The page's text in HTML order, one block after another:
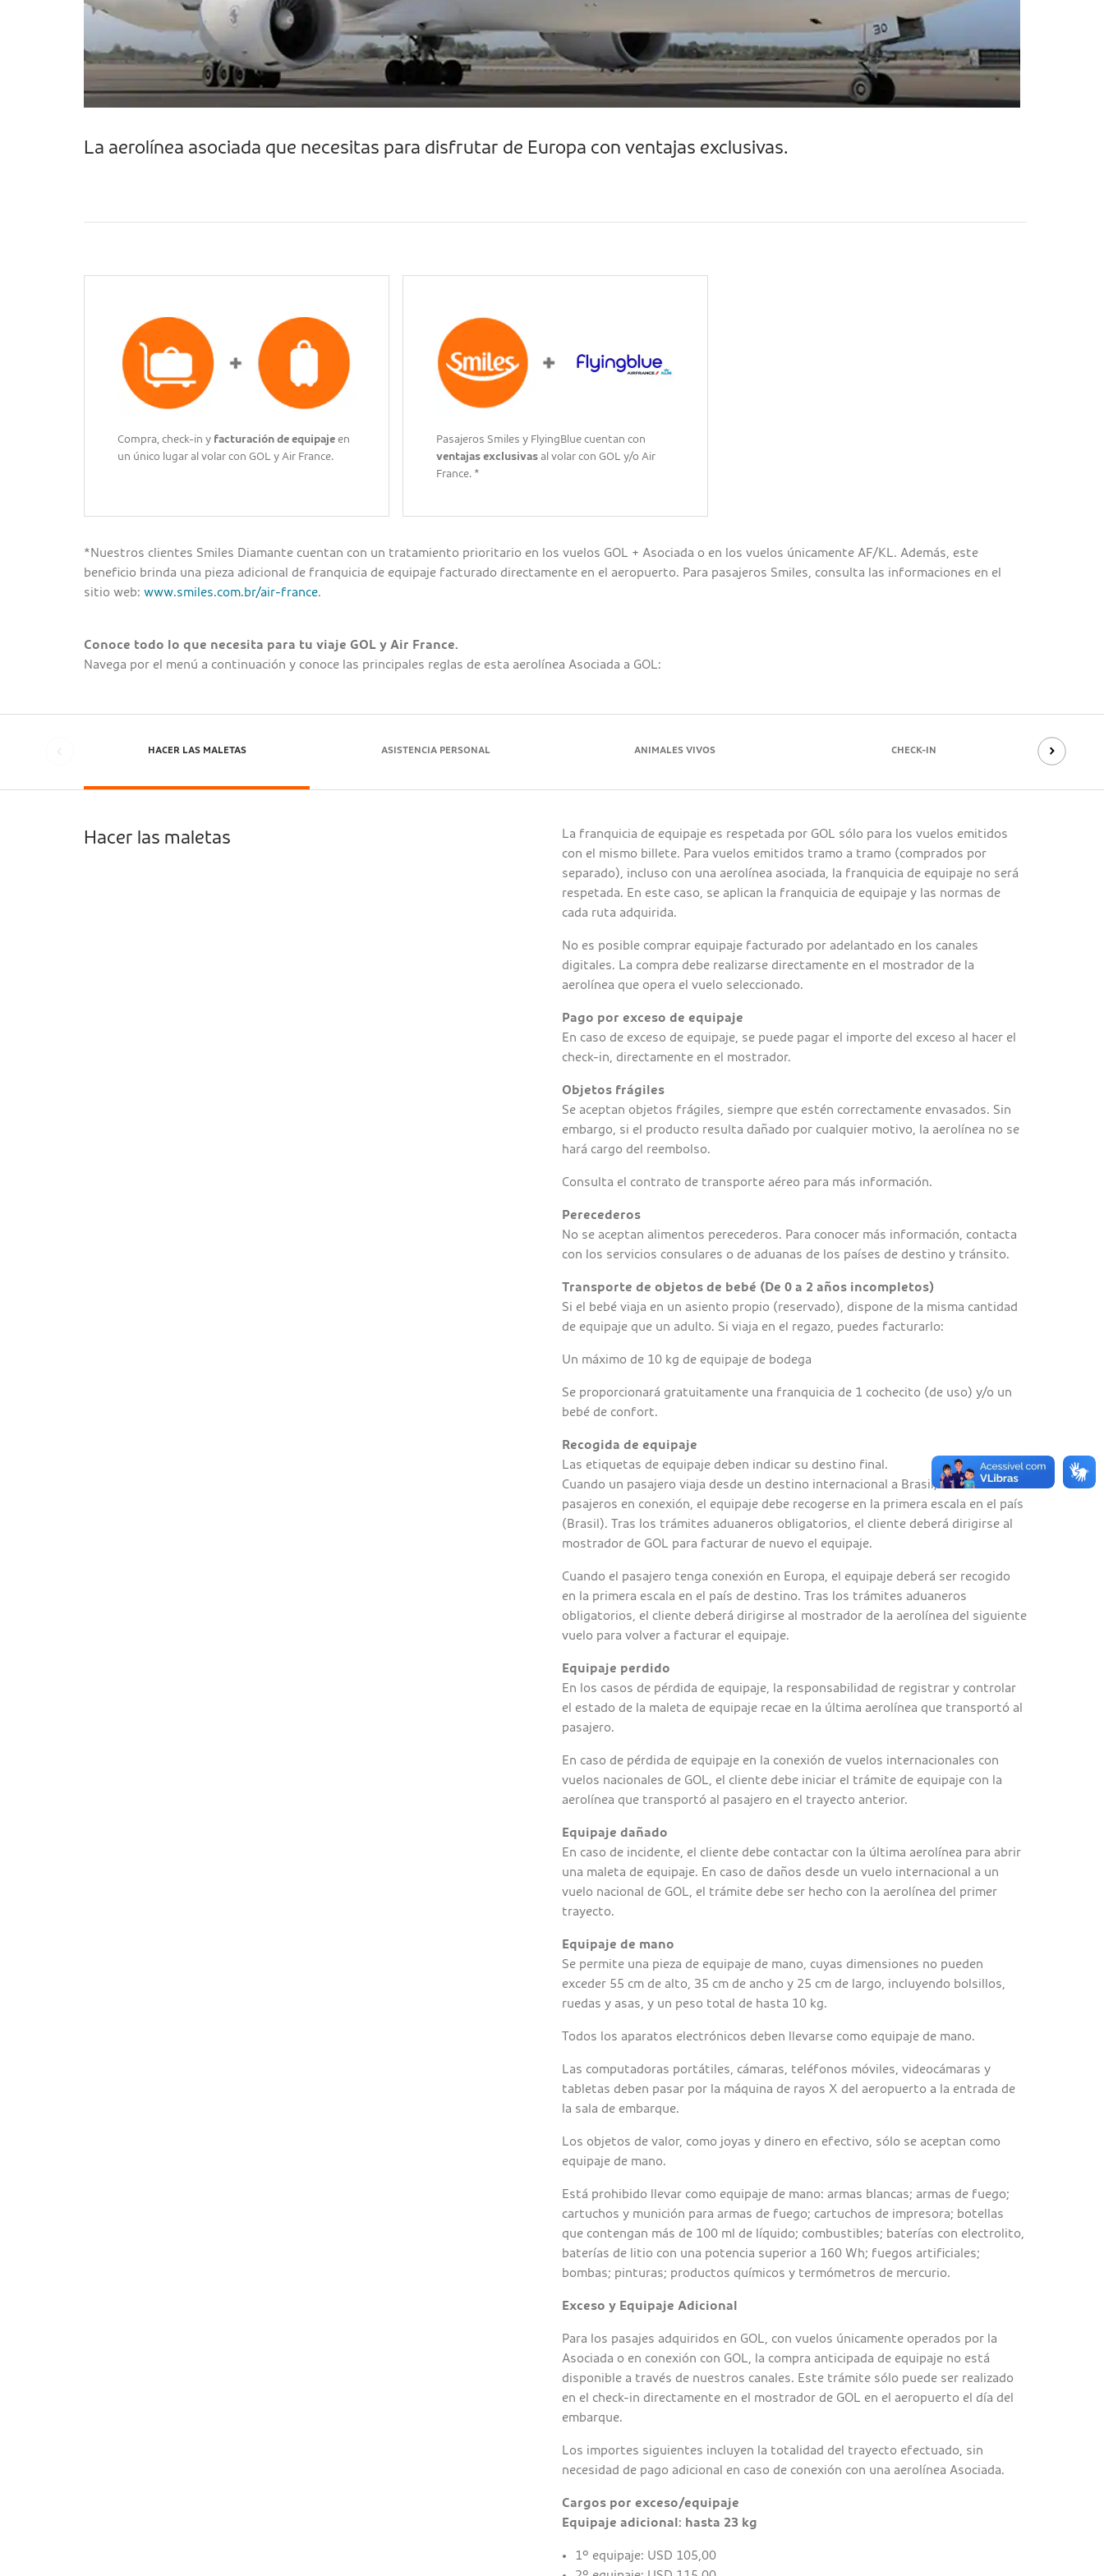
La aerolínea asociada que necesitas para disfrutar de Europa con ventajas exclusivas.
Compra, check-in y facturación de equipaje en
un único lugar al volar con GOL y Air France.
Pasajeros Smiles y FlyingBlue cuentan con
ventajas exclusivas al volar con GOL y/o Air
France. *
*Nuestros clientes Smiles Diamante cuentan con un tratamiento prioritario en los vuelos GOL + Asociada o en los vuelos únicamente AF/KL. Además, este
beneficio brinda una pieza adicional de franquicia de equipaje facturado directamente en el aeropuerto. Para pasajeros Smiles, consulta las informaciones en el
sitio web: www.smiles.com.br/air-france.
Conoce todo lo que necesita para tu viaje GOL y Air France.
Navega por el menú a continuación y conoce las principales reglas de esta aerolínea Asociada a GOL:
HACER LAS MALETAS ASISTENCIA PERSONAL ANIMALES VIVOS CHECK-IN
Hacer las maletas
La franquicia de equipaje es respetada por GOL sólo para los vuelos emitidos
con el mismo billete. Para vuelos emitidos tramo a tramo (comprados por
separado), incluso con una aerolínea asociada, la franquicia de equipaje no será
respetada. En este caso, se aplican la franquicia de equipaje y las normas de
cada ruta adquirida.
No es posible comprar equipaje facturado por adelantado en los canales
digitales. La compra debe realizarse directamente en el mostrador de la
aerolínea que opera el vuelo seleccionado.
Pago por exceso de equipaje
En caso de exceso de equipaje, se puede pagar el importe del exceso al hacer el
check-in, directamente en el mostrador.
Objetos frágiles
Se aceptan objetos frágiles, siempre que estén correctamente envasados. Sin
embargo, si el producto resulta dañado por cualquier motivo, la aerolínea no se
hará cargo del reembolso.
Consulta el contrato de transporte aéreo para más información.
Perecederos
No se aceptan alimentos perecederos. Para conocer más información, contacta
con los servicios consulares o de aduanas de los países de destino y tránsito.
Transporte de objetos de bebé (De 0 a 2 años incompletos)
Si el bebé viaja en un asiento propio (reservado), dispone de la misma cantidad
de equipaje que un adulto. Si viaja en el regazo, puedes facturarlo:
Un máximo de 10 kg de equipaje de bodega
Se proporcionará gratuitamente una franquicia de 1 cochecito (de uso) y/o un
bebé de confort.
Recogida de equipaje
Las etiquetas de equipaje deben indicar su destino final.
Cuando un pasajero viaja desde un destino internacional a Brasil, en caso de
pasajeros en conexión, el equipaje debe recogerse en la primera escala en el país
(Brasil). Tras los trámites aduaneros obligatorios, el cliente deberá dirigirse al
mostrador de GOL para facturar de nuevo el equipaje.
Cuando el pasajero tenga conexión en Europa, el equipaje deberá ser recogido
en la primera escala en el país de destino. Tras los trámites aduaneros
obligatorios, el cliente deberá dirigirse al mostrador de la aerolínea del siguiente
vuelo para volver a facturar el equipaje.
Equipaje perdido
En los casos de pérdida de equipaje, la responsabilidad de registrar y controlar
el estado de la maleta de equipaje recae en la última aerolínea que transportó al
pasajero.
En caso de pérdida de equipaje en la conexión de vuelos internacionales con
vuelos nacionales de GOL, el cliente debe iniciar el trámite de equipaje con la
aerolínea que transportó al pasajero en el trayecto anterior.
Equipaje dañado
En caso de incidente, el cliente debe contactar con la última aerolínea para abrir
una maleta de equipaje. En caso de daños desde un vuelo internacional a un
vuelo nacional de GOL, el trámite debe ser hecho con la aerolínea del primer
trayecto.
Equipaje de mano
Se permite una pieza de equipaje de mano, cuyas dimensiones no pueden
exceder 55 cm de alto, 35 cm de ancho y 25 cm de largo, incluyendo bolsillos,
ruedas y asas, y un peso total de hasta 10 kg.
Todos los aparatos electrónicos deben llevarse como equipaje de mano.
Las computadoras portátiles, cámaras, teléfonos móviles, videocámaras y
tabletas deben pasar por la máquina de rayos X del aeropuerto a la entrada de
la sala de embarque.
Los objetos de valor, como joyas y dinero en efectivo, sólo se aceptan como
equipaje de mano.
Está prohibido llevar como equipaje de mano: armas blancas; armas de fuego;
cartuchos y munición para armas de fuego; cartuchos de impresora; botellas
que contengan más de 100 ml de líquido; combustibles; baterías con electrolito,
baterías de litio con una potencia superior a 160 Wh; fuegos artificiales;
bombas; pinturas; productos químicos y termómetros de mercurio.
Exceso y Equipaje Adicional
Para los pasajes adquiridos en GOL, con vuelos únicamente operados por la
Asociada o en conexión con GOL, la compra anticipada de equipaje no está
disponible a través de nuestros canales. Este trámite sólo puede ser realizado
en el check-in directamente en el mostrador de GOL en el aeropuerto el día del
embarque.
Los importes siguientes incluyen la totalidad del trayecto efectuado, sin
necesidad de pago adicional en caso de conexión con una aerolínea Asociada.
Cargos por exceso/equipaje
Equipaje adicional: hasta 23 kg
1º equipaje: USD 105,00